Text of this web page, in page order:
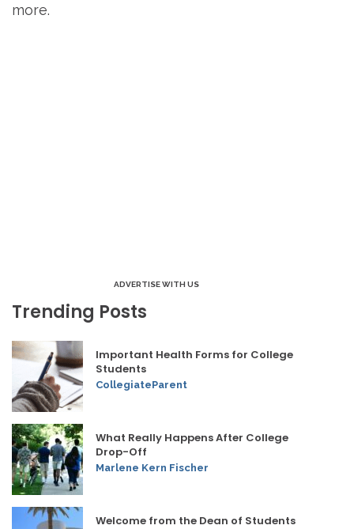
more.
ADVERTISE WITH US
Trending Posts
Important Health Forms for College
Students
CollegiateParent
What Really Happens After College
Drop-Off
Marlene Kern Fischer
Welcome from the Dean of Students